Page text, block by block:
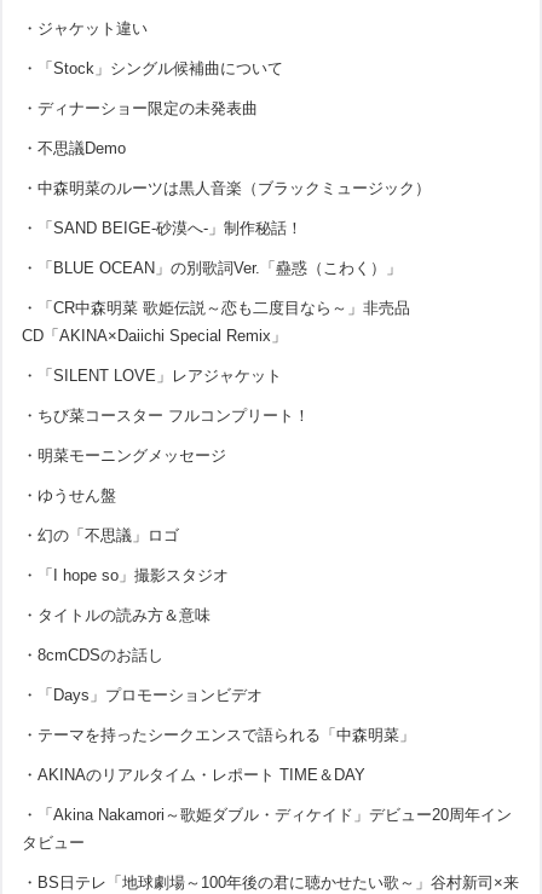
・ジャケット違い
・「Stock」シングル候補曲について
・ディナーショー限定の未発表曲
・不思議Demo
・中森明菜のルーツは黒人音楽（ブラックミュージック）
・「SAND BEIGE-砂漠へ-」制作秘話！
・「BLUE OCEAN」の別歌詞Ver.「蠱惑（こわく）」
・「CR中森明菜 歌姫伝説～恋も二度目なら～」非売品
CD「AKINA×Daiichi Special Remix」
・「SILENT LOVE」レアジャケット
・ちび菜コースター フルコンプリート！
・明菜モーニングメッセージ
・ゆうせん盤
・幻の「不思議」ロゴ
・「I hope so」撮影スタジオ
・タイトルの読み方＆意味
・8cmCDSのお話し
・「Days」プロモーションビデオ
・テーマを持ったシークエンスで語られる「中森明菜」
・AKINAのリアルタイム・レポート TIME＆DAY
・「Akina Nakamori～歌姫ダブル・ディケイド」デビュー20周年イン
タビュー
・BS日テレ「地球劇場～100年後の君に聴かせたい歌～」谷村新司×来